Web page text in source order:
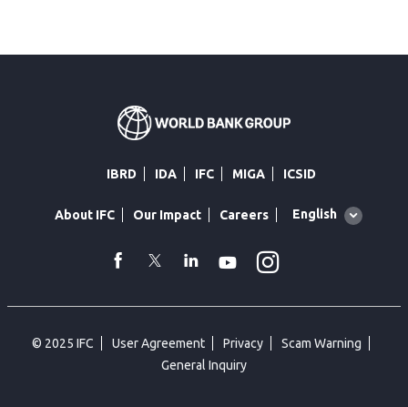
IBRD IDA IFC MIGA ICSID
About IFC Our Impact Careers
Global
English
facebook
TwitterLinkedin
Youtube
© 2025 IFC User Agreement Privacy
Scam Warning
General Inquiry